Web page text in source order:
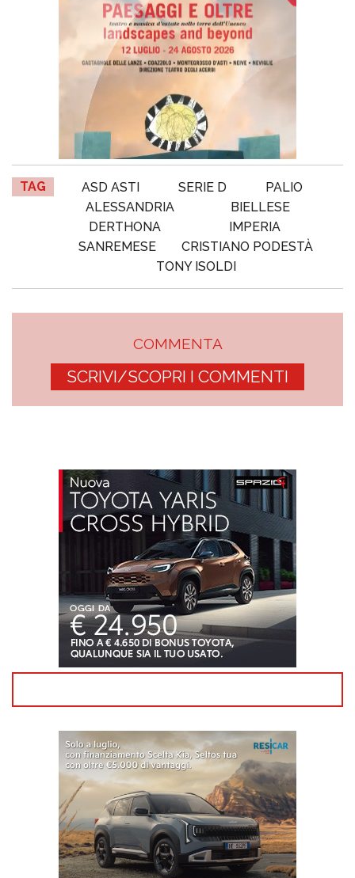
TAG ASD ASTI SERIE D
PALIO
ALESSANDRIA
BIELLESE
DERTHONA
IMPERIA
SANREMESE
CRISTIANO PODESTÀ
TONY ISOLDI
COMMENTA
SCRIVI/SCOPRI I COMMENTI